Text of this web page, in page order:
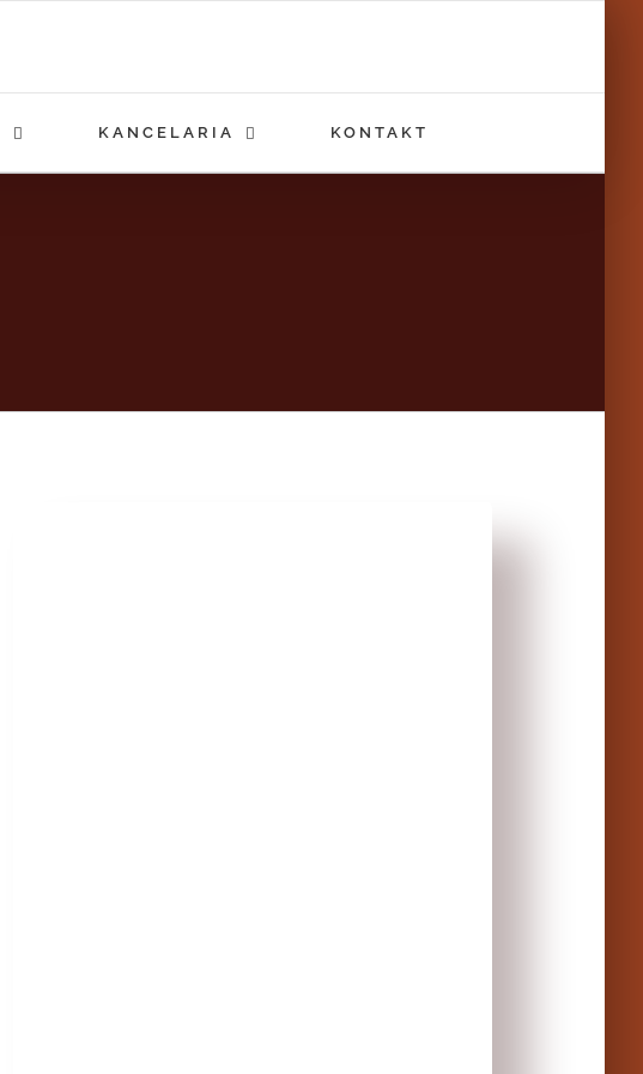
KANCELARIA KONTAKT